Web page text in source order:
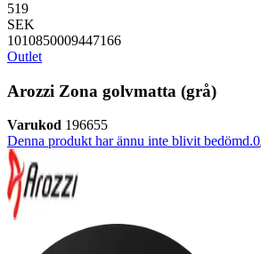
519
SEK
1010850009447166
Outlet
Arozzi Zona golvmatta (grå)
Varukod 196655
Denna produkt har ännu inte blivit bedömd.0